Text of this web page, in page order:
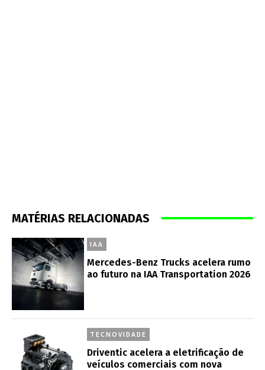
MATÉRIAS RELACIONADAS
IAA
Mercedes-Benz Trucks acelera rumo
ao futuro na IAA Transportation 2026
TECNOVIDADE
Driventic acelera a eletrificação de
veículos comerciais com nova